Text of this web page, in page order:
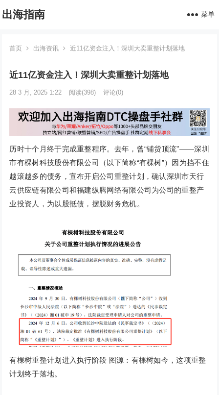
出海指南 菜单
首页 出海资讯 近11亿资金注入！深圳大卖重整计划落地
近11亿资金注入！深圳大卖重整计划落地
28 3 月, 2025 1:22 阅读(398) 评论(0)
历时十个月终于完成重整程序。去年，曾“铺货顶流”——深圳
市有棵树科技股份有限公司（以下简称“有棵树”）因为挡不住
越滚越多的债务，宣布开启公司重整计划，确认深圳市天行
云供应链有限公司和福建纵腾网络有限公司为公司的重整产
业投资人，为以股抵债，摆脱财务危机。
有棵树重整计划进入执行阶段 图源：有棵树如今，这项重整
计划终于落地。